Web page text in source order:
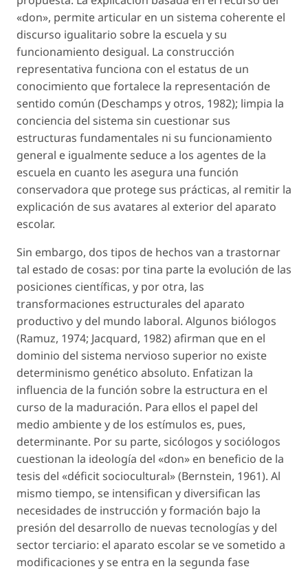
«don», permite articular en un sistema coherente el
discurso igualitario sobre la escuela y su
funcionamiento desigual. La construcción
representativa funciona con el estatus de un
conocimiento que fortalece la representación de
sentido común (Deschamps y otros, 1982); limpia la
conciencia del sistema sin cuestionar sus
estructuras fundamentales ni su funcionamiento
general e igualmente seduce a los agentes de la
escuela en cuanto les asegura una función
conservadora que protege sus prácticas, al remitir la
explicación de sus avatares al exterior del aparato
escolar.
Sin embargo, dos tipos de hechos van a trastornar
tal estado de cosas: por tina parte la evolución de las
posiciones científicas, y por otra, las
transformaciones estructurales del aparato
productivo y del mundo laboral. Algunos biólogos
(Ramuz, 1974; Jacquard, 1982) afirman que en el
dominio del sistema nervioso superior no existe
determinismo genético absoluto. Enfatizan la
influencia de la función sobre la estructura en el
curso de la maduración. Para ellos el papel del
medio ambiente y de los estímulos es, pues,
determinante. Por su parte, sicólogos y sociólogos
cuestionan la ideología del «don» en beneficio de la
tesis del «déficit sociocultural» (Bernstein, 1961). Al
mismo tiempo, se intensifican y diversifican las
necesidades de instrucción y formación bajo la
presión del desarrollo de nuevas tecnologías y del
sector terciario: el aparato escolar se ve sometido a
modificaciones y se entra en la segunda fase